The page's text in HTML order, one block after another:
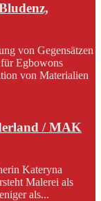
von Gegensätzen
Egbowons
von Materialien
/ MAK
Kateryna
Malerei als
als...